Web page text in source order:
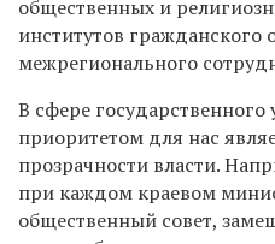
общественных и
институтов гражданского
межрегионального
В сфере государственного
приоритетом для нас
прозрачности власти.
при каждом краевом
общественный совет,